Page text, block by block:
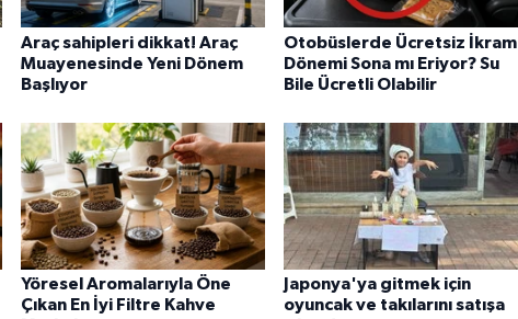
Araç sahipleri dikkat! Araç
Muayenesinde Yeni Dönem
Başlıyor
Otobüslerde Ücretsiz İkram
Dönemi Sona mı Eriyor? Su
Bile Ücretli Olabilir
Yöresel Aromalarıyla Öne
Çıkan En İyi Filtre Kahve
Japonya'ya gitmek için
oyuncak ve takılarını satışa